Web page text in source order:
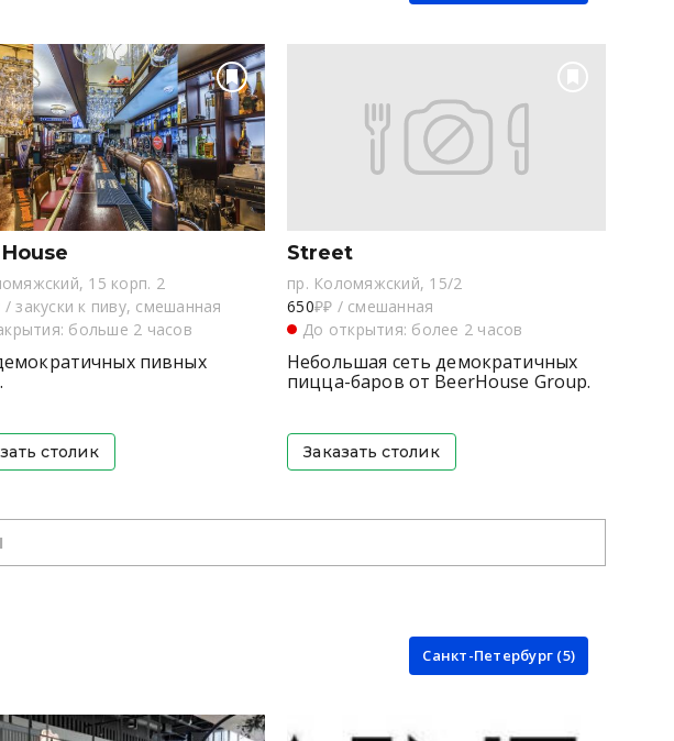
15 корп. 2
/закуски к пиву, смешанная
больше 2 часов
пивных
столик
Street
пр. Коломяжский, 15/2
650₽₽ / смешанная
До открытия: более 2 часов
Небольшая сеть демократичных
пицца-баров от BeerHouse Group.
Заказать столик
Санкт-Петербург (5)